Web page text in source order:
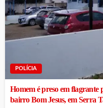
POLÍCIA
Homem é preso em flagrante
bairro Bom Jesus, em Serra